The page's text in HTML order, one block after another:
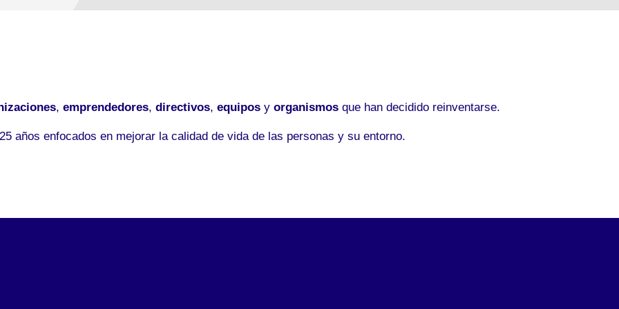
, emprendedores, directivos, equiposy organismosque han decidido reinventarse.
años enfocados en mejorar la calidad de vida de las personas y su entorno.